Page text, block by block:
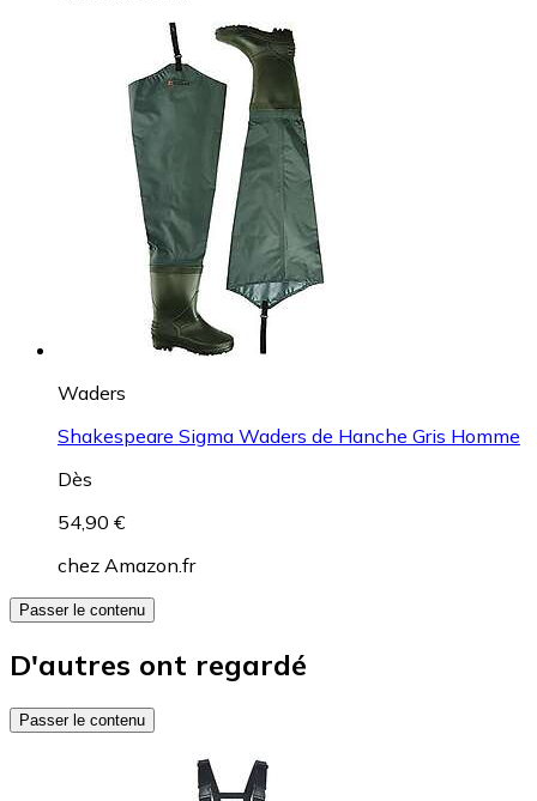
Waders
Shakespeare Sigma Waders de Hanche Gris Homme
Dès
54,90 €
chez Amazon.fr
Passer le contenu
D'autres ont regardé
Passer le contenu